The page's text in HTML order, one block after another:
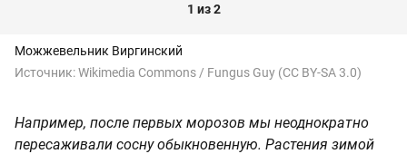
1 из 2
Можжевельник Виргинский
Источник:Wikimedia Commons / Fungus Guy (CC BY-SA 3.0)
Например, после первых морозов мы неоднократно
пересаживали сосну обыкновенную. Растения зимой